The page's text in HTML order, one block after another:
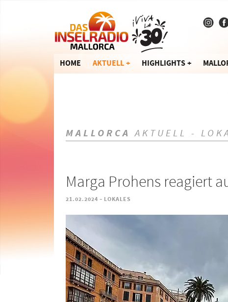
HOME AKTUELL HIGHLIGHTS
MALLORCA AKTUELL -
Marga Prohens reagiert
21.02.2024 - LOKALES